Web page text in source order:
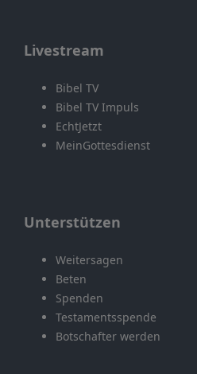
Livestream
Bibel TV
Bibel TV Impuls
EchtJetzt
MeinGottesdienst
Unterstützen
Weitersagen
Beten
Spenden
Testamentsspende
Botschafter werden